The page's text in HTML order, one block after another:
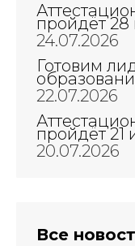
пройдёт
24.07.2026
Готовим
22.07.2026
пройдёт 21
20.07.2026
Все